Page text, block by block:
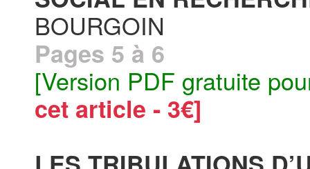
BOURGOIN
Pages 5 à 6
[Version PDF gratuite
cet article - 3€]